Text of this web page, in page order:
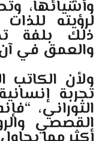
وأشيائها،
لرؤيته
ذلك بلفة
والعمق في
ولأن الكاتب
تجربة
التوراني،
القصصي